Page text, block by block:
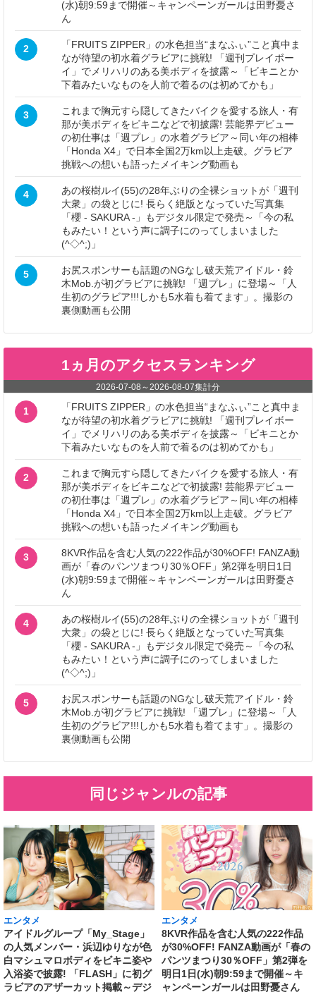
(水)朝9:59まで開催～キャンペーンガールは田野憂さ
ん
2
「FRUITS ZIPPER」の水色担当“まなふぃ”こと真中ま
なが待望の初水着グラビアに挑戦! 「週刊プレイボー
イ」でメリハリのある美ボディを披露～「ビキニとか
下着みたいなものを人前で着るのは初めてかも」
3
これまで胸元すら隠してきたバイクを愛する旅人・有
那が美ボディをビキニなどで初披露! 芸能界デビュー
の初仕事は「週プレ」の水着グラビア～同い年の相棒
「Honda X4」で日本全国2万km以上走破。グラビア
挑戦への想いも語ったメイキング動画も
4
あの桜樹ルイ(55)の28年ぶりの全裸ショットが「週刊
大衆」の袋とじに! 長らく絶版となっていた写真集
「櫻 - SAKURA -」もデジタル限定で発売～「今の私
もみたい！という声に調子にのってしまいました
(^◇^;)」
5
お尻スポンサーも話題のNGなし破天荒アイドル・鈴
木Mob.が初グラビアに挑戦! 「週プレ」に登場～「人
生初のグラビア!!!しかも5水着も着てます」。撮影の
裏側動画も公開
1ヵ月のアクセスランキング
2026-07-08 ～2026-08-07集計分
1
「FRUITS ZIPPER」の水色担当“まなふぃ”こと真中ま
なが待望の初水着グラビアに挑戦! 「週刊プレイボー
イ」でメリハリのある美ボディを披露～「ビキニとか
下着みたいなものを人前で着るのは初めてかも」
2
これまで胸元すら隠してきたバイクを愛する旅人・有
那が美ボディをビキニなどで初披露! 芸能界デビュー
の初仕事は「週プレ」の水着グラビア～同い年の相棒
「Honda X4」で日本全国2万km以上走破。グラビア
挑戦への想いも語ったメイキング動画も
3
8KVR作品を含む人気の222作品が30%OFF! FANZA動
画が「春のパンツまつり30％OFF」第2弾を明日1日
(水)朝9:59まで開催～キャンペーンガールは田野憂さ
ん
4
あの桜樹ルイ(55)の28年ぶりの全裸ショットが「週刊
大衆」の袋とじに! 長らく絶版となっていた写真集
「櫻 - SAKURA -」もデジタル限定で発売～「今の私
もみたい！という声に調子にのってしまいました
(^◇^;)」
5
お尻スポンサーも話題のNGなし破天荒アイドル・鈴
木Mob.が初グラビアに挑戦! 「週プレ」に登場～「人
生初のグラビア!!!しかも5水着も着てます」。撮影の
裏側動画も公開
同じジャンルの記事
エンタメ
アイドルグループ「My_Stage」
の人気メンバー・浜辺ゆりなが色
白マシュマロボディをビキニ姿や
入浴姿で披露! 「FLASH」に初グ
ラビアのアザーカット掲載～デジ
エンタメ
8KVR作品を含む人気の222作品
が30%OFF! FANZA動画が「春の
パンツまつり30％OFF」第2弾を
明日1日(水)朝9:59まで開催～キ
ャンペーンガールは田野憂さん